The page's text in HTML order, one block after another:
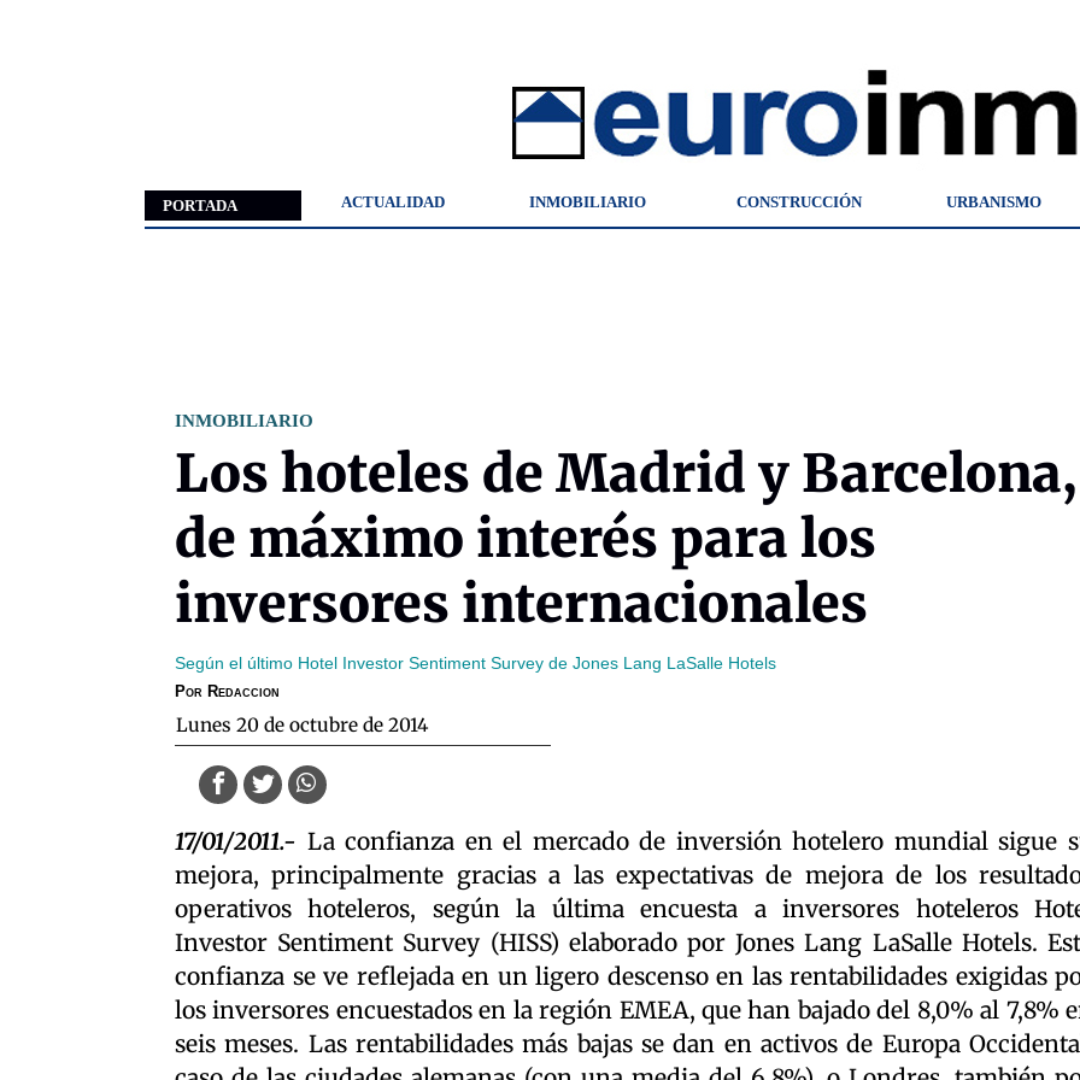
PORTADA ACTUALIDAD INMOBILIARIO CONSTRUCCIÓN URBANISMO
INMOBILIARIO
Los hoteles de Madrid y Barcelona,
de máximo interés para los
inversores internacionales
Según el último Hotel Investor Sentiment Survey de Jones Lang LaSalle Hotels
Por Redaccion
lunes 20 de octubre de 2014
17/01/2011.- La confianza en el mercado de inversión hotelero mundial sigue
mejora, principalmente gracias a las expectativas de mejora de los
operativos hoteleros, según la última encuesta a inversores hoteleros
Investor Sentiment Survey (HISS) elaborado por Jones Lang LaSalle Hotels.
confianza se ve reflejada en un ligero descenso en las rentabilidades exigidas
los inversores encuestados en la región EMEA, que han bajado del 8,0% al 7,8%
seis meses. Las rentabilidades más bajas se dan en activos de Europa